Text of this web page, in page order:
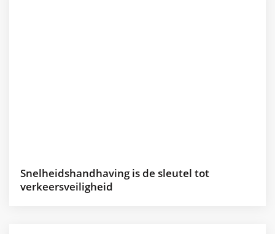
Snelheidshandhaving is de sleutel tot
verkeersveiligheid